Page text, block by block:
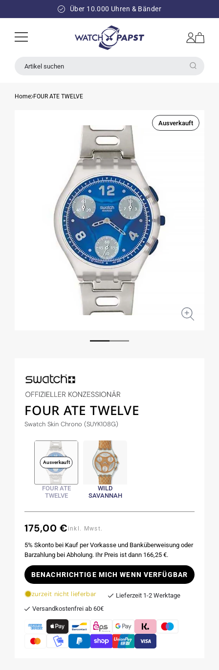
INHALT
Über 10.000 Uhren & Bänder
Einloggen
Warenkorb
Artikel suchen
Home FOUR ATE TWELVE
Ausverkauft
FOUR ATE TWELVE
Swatch Skin Chrono (SUYK108G)
Ausverkauft
FOUR ATE
TWELVE
WILD
SAVANNAH
Normaler
175,00 € inkl. Mwst.
5% Skonto bei Kauf per Vorkasse und Banküberweisung oder
Barzahlung bei Abholung. Ihr Preis ist dann 166,25 €.
BENACHRICHTIGE MICH WENN VERFÜGBAR
zurzeit nicht lieferbar
Lieferzeit 1-2 Werktage
Versandkostenfrei ab 60€